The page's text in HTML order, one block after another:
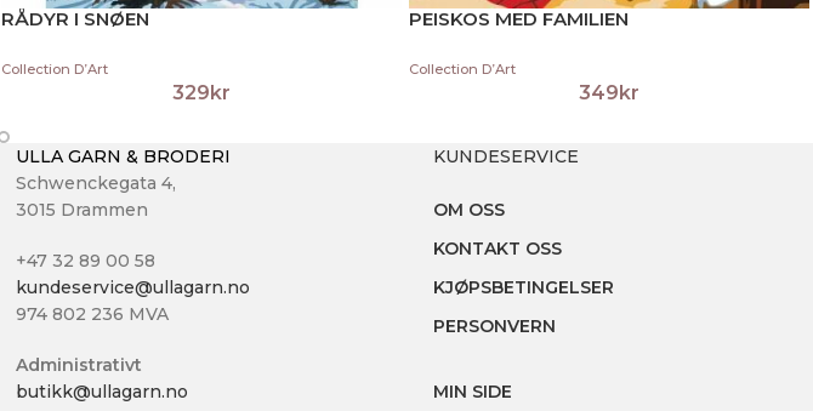
RÅDYR I SNØEN
Collection D’Art
329kr
PEISKOS MED FAMILIEN
Collection D’Art
349kr
ULLA GARN & BRODERI
Schwenckegata 4,
3015 Drammen
+47 32 89 00 58
kundeservice@ullagarn.no
974 802 236 MVA
Administrativt
butikk@ullagarn.no
KUNDESERVICE
OM OSS
KONTAKT OSS
KJØPSBETINGELSER
PERSONVERN
MIN SIDE